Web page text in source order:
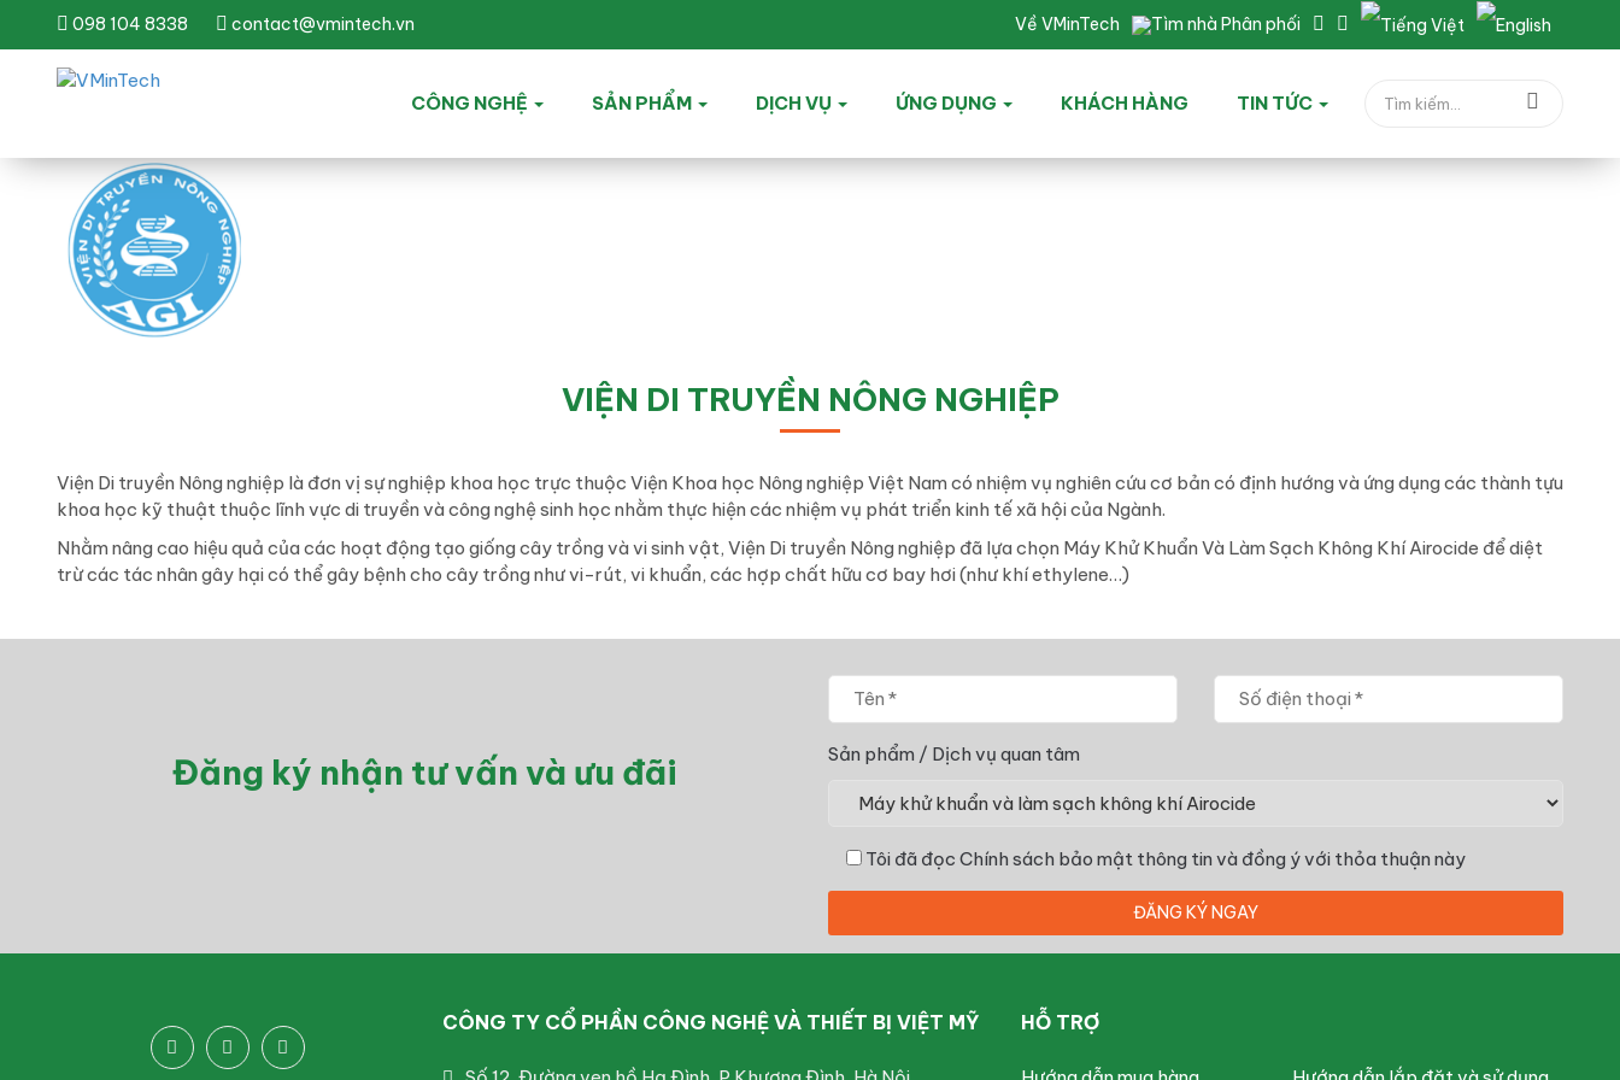
098 104 8338 contact@vmintech.vn Về VMinTech Tìm nhà Phân phối
CÔNG NGHỆ SẢN PHẨM DỊCH VỤ ỨNG DỤNG KHÁCH HÀNG TIN TỨC
VIỆN DI TRUYỀN NÔNG NGHIỆP
Viện Di truyền Nông nghiệp là đơn vị sự nghiệp khoa học trực thuộc Viện Khoa học Nông nghiệp Việt Nam có nhiệm vụ nghiên cứu cơ bản có định hướng và ứng dụng các thành tựu
khoa học kỹ thuật thuộc lĩnh vực di truyền và công nghệ sinh học nhằm thực hiện các nhiệm vụ phát triển kinh tế xã hội của Ngành.
Nhằm nâng cao hiệu quả của các hoạt động tạo giống cây trồng và vi sinh vật, Viện Di truyền Nông nghiệp đã lựa chọn Máy Khử Khuẩn Và Làm Sạch Không Khí Airocide để diệt
trừ các tác nhân gây hại có thể gây bệnh cho cây trồng như vi-rút, vi khuẩn, các hợp chất hữu cơ bay hơi (như khí ethylene…)
Đăng ký nhận tư vấn và ưu đãi Sản phẩm / Dịch vụ quan tâm
Tôi đã đọc Chính sách bảo mật thông tin và đồng ý với thỏa thuận này
CÔNG TY CỔ PHẦN CÔNG NGHỆ VÀ THIẾT BỊ VIỆT MỸ HỖ TRỢ